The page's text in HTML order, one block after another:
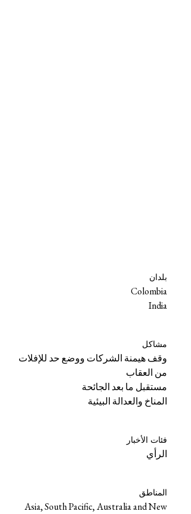
بلدان
Colombia
India
مشاكل
وقف هيمنة الشركات ووضع حد للإفلات
من العقاب
مستقبل ما بعد الجائحة
المناخ والعدالة البيئية
فئات الأخبار
الرأي
المناطق
Asia, South Pacific, Australia and New